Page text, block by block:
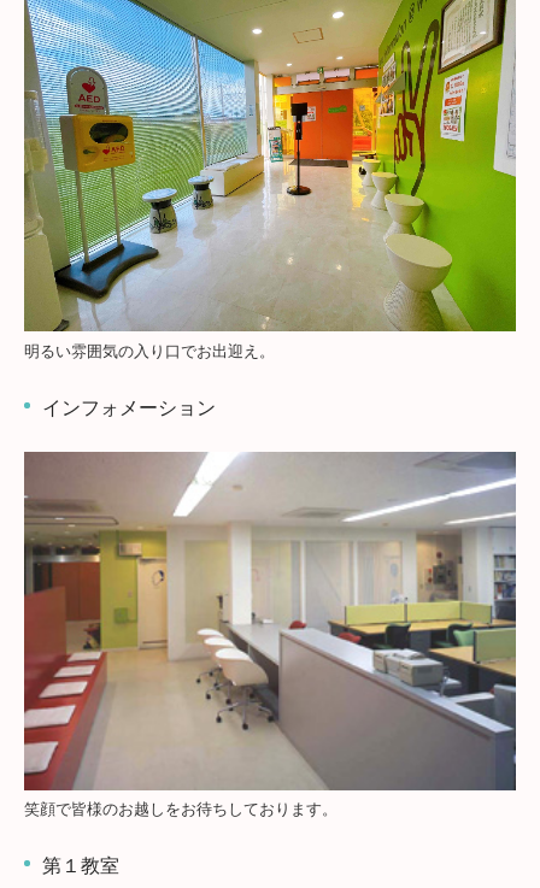
二輪免許
限定解除
ペーパードライバー講習
在校生の方はこちら
資料請求・仮申込み
企業様、高齢者講習の方
採用情報
明るい雰囲気の入り口でお出迎え。
インフォメーション
笑顔で皆様のお越しをお待ちしております。
第１教室